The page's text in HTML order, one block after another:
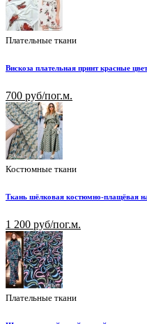
Плательные ткани
Вискоза плательная принт красные
700 руб/пог.м.
Костюмные ткани
Ткань шёлковая костюмно-плащёвая
1 200 руб/пог.м.
Плательные ткани